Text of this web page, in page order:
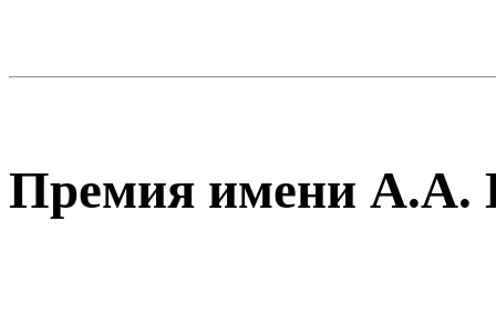
Премия имени А.А.